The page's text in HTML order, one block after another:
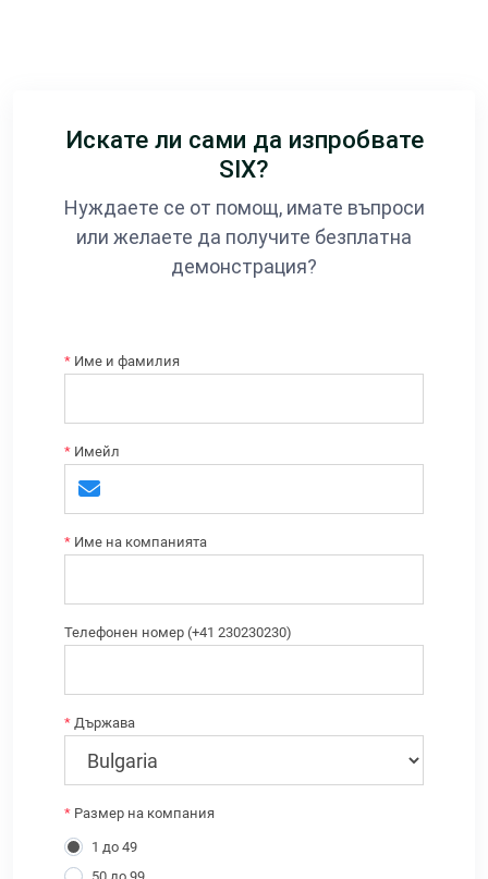
Искате ли сами да изпробвате
SIX?
Нуждаете се от помощ, имате въпроси
или желаете да получите безплатна
демонстрация?